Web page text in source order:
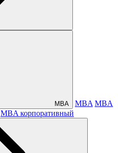
МВА MBA MBA
MBA корпоративный